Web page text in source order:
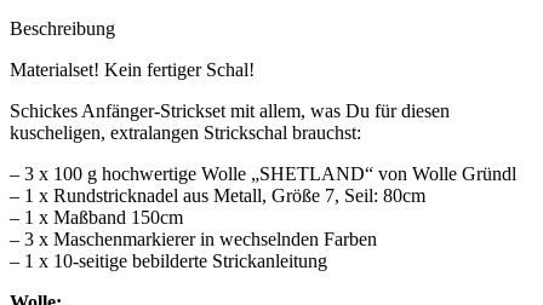
Beschreibung
Materialset! Kein fertiger Schal!
Schickes Anfänger-Strickset mit allem, was Du für diesen
kuscheligen, extralangen Strickschal brauchst:
– 3 x 100 g hochwertige Wolle „SHETLAND“ von Wolle Gründl
– 1 x Rundstricknadel aus Metall, Größe 7, Seil: 80cm
– 1 x Maßband 150cm
– 3 x Maschenmarkierer in wechselnden Farben
– 1 x 10-seitige bebilderte Strickanleitung